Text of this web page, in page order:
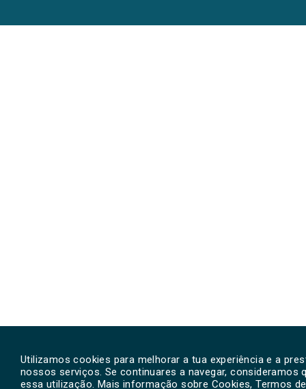
Utilizamos cookies para melhorar a tua experiência e a
nossos serviços. Se continuares a navegar, consideramos
essa utilização. Mais informação sobre Cookies, Termos